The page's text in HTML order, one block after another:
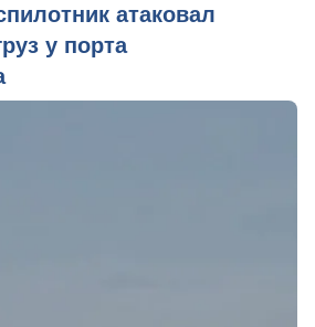
атаковал
у порта